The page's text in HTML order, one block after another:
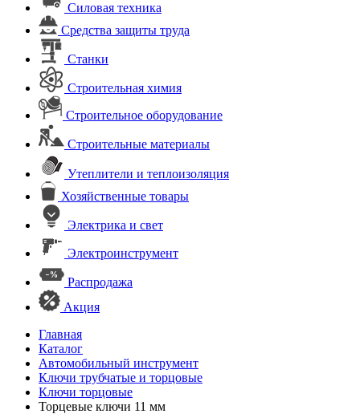
Силовая техника
Средства защиты труда
Станки
Строительная химия
Строительное оборудование
Строительные материалы
Утеплители и теплоизоляция
Хозяйственные товары
Электрика и свет
Электроинструмент
Распродажа
Акция
Главная
Каталог
Автомобильный инструмент
Ключи трубчатые и торцовые
Ключи торцовые
Торцевые ключи 11 мм